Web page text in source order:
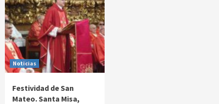
Noticias
Festividad de San
Mateo. Santa Misa,